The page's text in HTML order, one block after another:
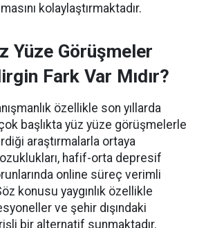
kolaylaştırmaktadır.
Yüze Görüşmeler
Fark Var Mıdır?
özellikle son yıllarda
başlıkta yüz yüze görüşmelerle
araştırmalarla ortaya
hafif-orta depresif
online süreç verimli
konusu yaygınlık özellikle
ve şehir dışındaki
bir alternatif sunmaktadır.